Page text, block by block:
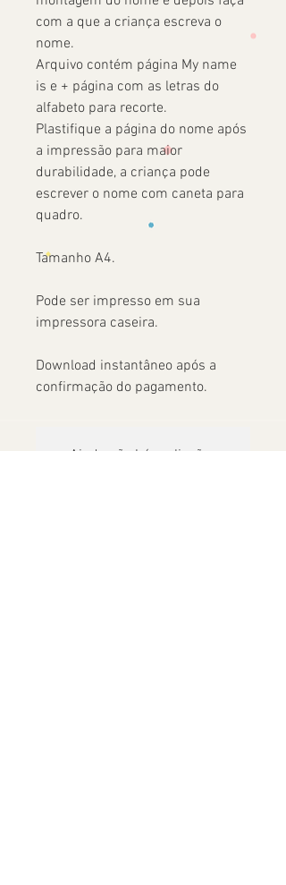
com a que a criança escreva o
nome.
Arquivo contém página My name
is e + página com as letras do
alfabeto para recorte.
Plastifique a página do nome após
a impressão para maior
durabilidade, a criança pode
escrever o nome com caneta para
quadro.
Tamanho A4.
Pode ser impresso em sua
impressora caseira.
Download instantâneo após a
confirmação do pagamento.
Ainda não há avaliações